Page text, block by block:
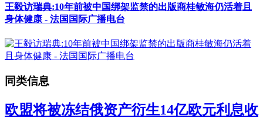
王毅访瑞典:10年前被中国绑架监禁的出版商桂敏海仍活着且
身体健康 - 法国国际广播电台
同类信息
欧盟将被冻结俄资产衍生14亿欧元利息收